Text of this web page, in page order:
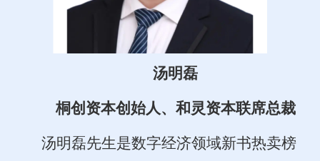
汤明磊
桐创资本创始人、和灵资本联席总裁
汤明磊先生是数字经济领域新书热卖榜